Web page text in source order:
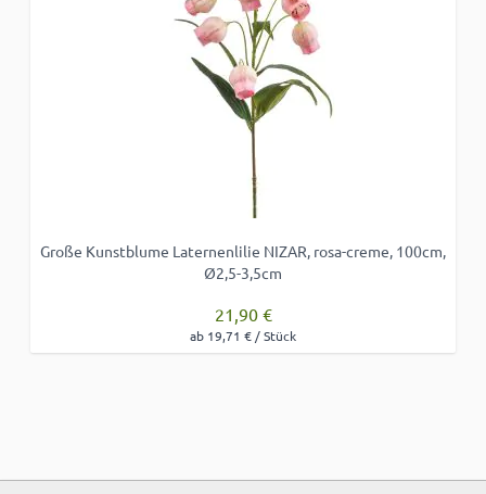
Große Kunstblume Laternenlilie NIZAR, rosa-creme, 100cm,
Ø2,5-3,5cm
21,90 €
ab 19,71 € / Stück